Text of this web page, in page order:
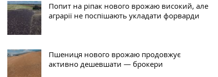
Попит на ріпак нового врожаю високий, але
аграрії не поспішають укладати форварди
Пшениця нового врожаю продовжує
активно дешевшати — брокери